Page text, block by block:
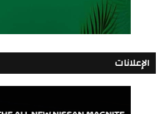
الإعلانات